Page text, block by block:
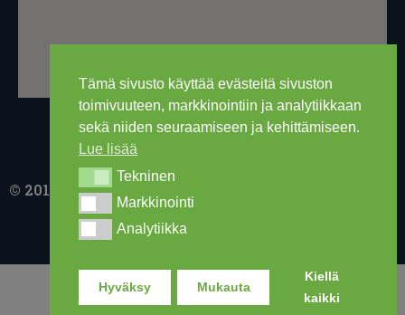
Tämä sivusto käyttää evästeitä sivuston
toimivuuteen, markkinointiin ja analytiikkaan
sekä niiden seuraamiseen ja kehittämiseen.
Lue lisää
TekninenTekninen
MarkkinointiMarkkinointi
AnalytiikkaAnalytiikka
Hyväksy Mukauta
Kiellä
kaikki
© 2016-2026 Ski Out Bike, Ski-Outlet Finland Oy